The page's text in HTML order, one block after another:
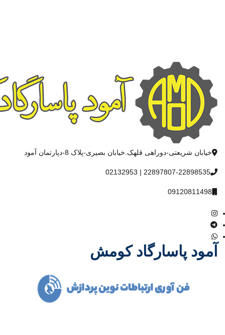
خیابان شریعتی-دوراهی قلهک.خیابان بصیری-پلاک 8-دپارتمان آمود
22897807-22898535 | 02132953
09120811498
آمود پاسارگاد کومش